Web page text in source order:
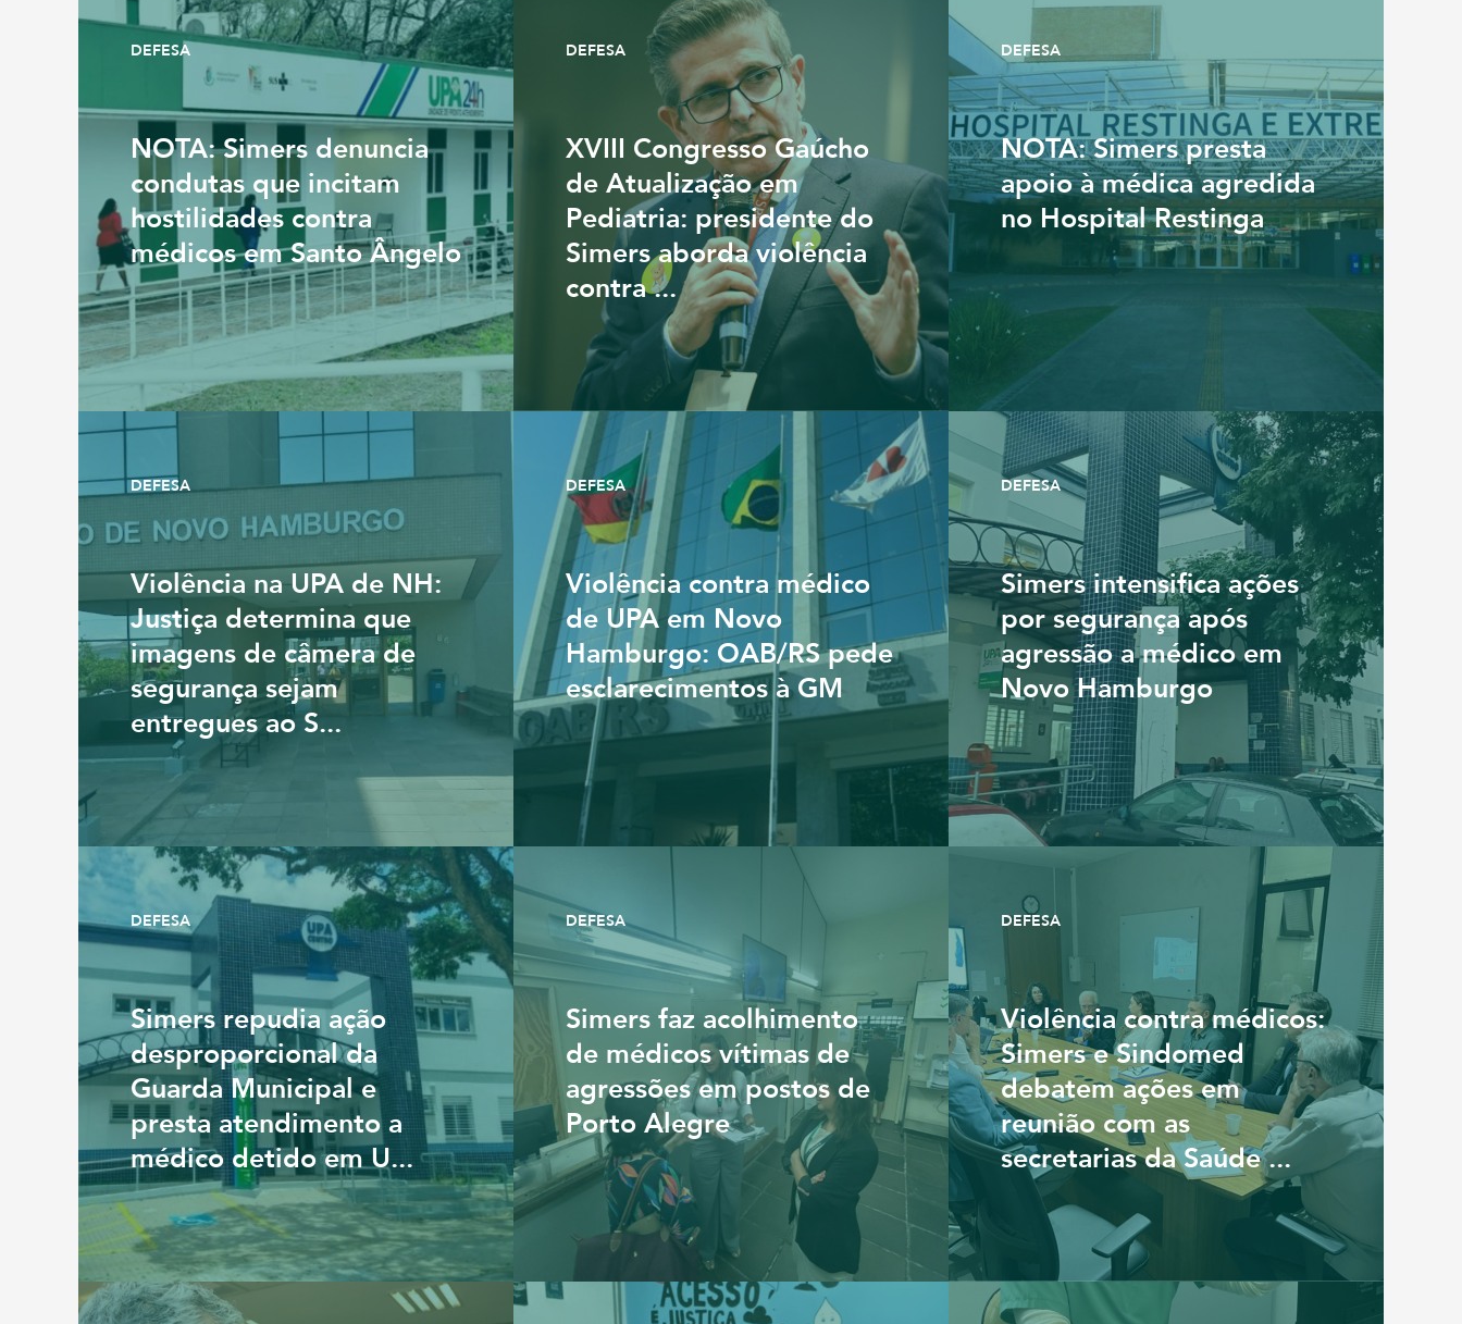
DEFESA
NOTA: Simers denuncia
condutas que incitam
hostilidades contra
médicos em Santo Ângelo
DEFESA
XVIII Congresso Gaúcho
de Atualização em
Pediatria: presidente do
Simers aborda violência
contra ...
DEFESA
NOTA: Simers presta
apoio à médica agredida
no Hospital Restinga
DEFESA
Violência na UPA de NH:
Justiça determina que
imagens de câmera de
segurança sejam
entregues ao S...
DEFESA
Violência contra médico
de UPA em Novo
Hamburgo: OAB/RS pede
esclarecimentos à GM
DEFESA
Simers intensifica ações
por segurança após
agressão a médico em
Novo Hamburgo
DEFESA
Simers repudia ação
desproporcional da
Guarda Municipal e
presta atendimento a
médico detido em U...
DEFESA
Simers faz acolhimento
de médicos vítimas de
agressões em postos de
Porto Alegre
DEFESA
Violência contra médicos:
Simers e Sindomed
debatem ações em
reunião com as
secretarias da Saúde ...